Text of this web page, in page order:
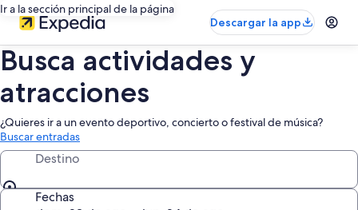
Ir a la sección principal de la página
Descargar la app
Busca actividades y
atracciones
¿Quieres ir a un evento deportivo, concierto o festival de música?
Buscar entradas
Destino
Fechas